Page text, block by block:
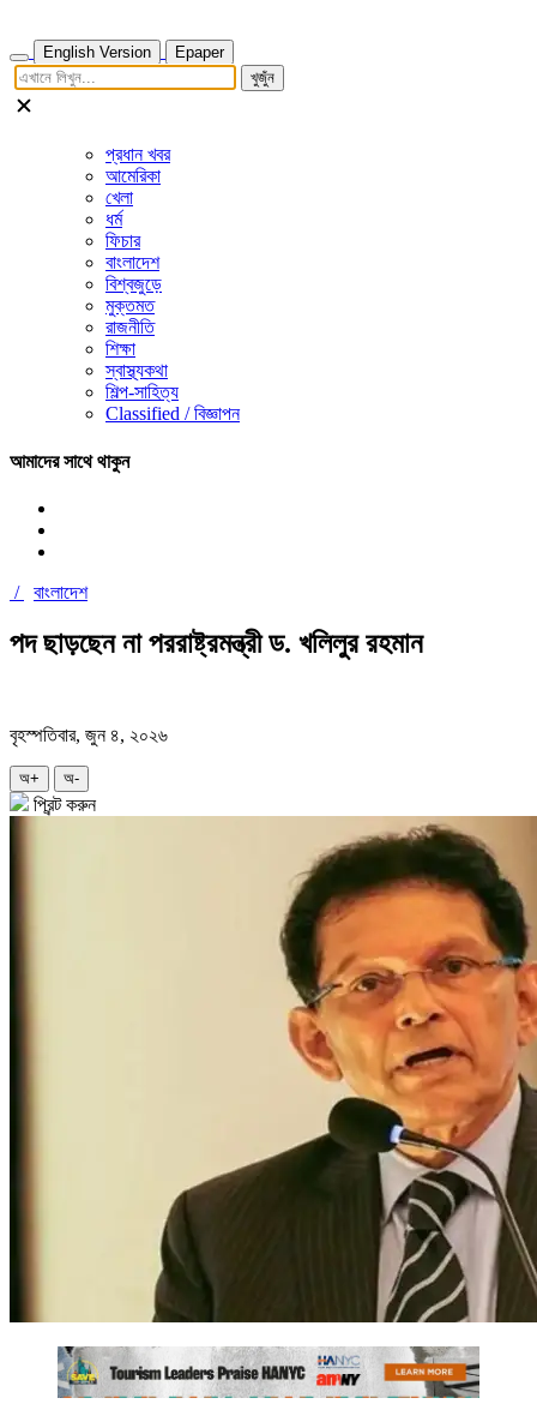
English Version
Epaper
খুজুঁন
প্রধান খবর
আমেরিকা
খেলা
ধর্ম
ফিচার
বাংলাদেশ
বিশ্বজুড়ে
মুক্তমত
রাজনীতি
শিক্ষা
স্বাস্থ্যকথা
শিল্প-সাহিত্য
Classified / বিজ্ঞাপন
আমাদের সাথে থাকুন
/ বাংলাদেশ
পদ ছাড়ছেন না পররাষ্ট্রমন্ত্রী ড. খলিলুর রহমান
বৃহস্পতিবার, জুন ৪, ২০২৬
অ+ অ-
প্রিন্ট করুন